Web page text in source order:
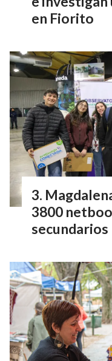
en Fiorito
3800
secundarios